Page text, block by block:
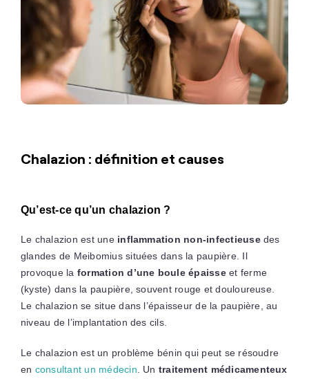
Chalazion : définition et causes
Qu’est-ce qu’un chalazion ?
Le chalazion est une inflammation non-infectieusedes
glandes de Meibomius situées dans la paupière. Il
provoque la formation d’une boule épaisseet ferme
(kyste) dans la paupière, souvent rouge et douloureuse.
Le chalazion se situe dans l’épaisseur de la paupière, au
niveau de l’implantation des cils.
Le chalazion est un problème bénin qui peut se résoudre
en consultant un médecin . Un traitement médicamenteux